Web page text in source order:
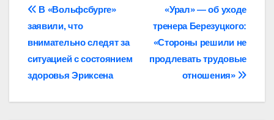
Навигация
по
записям
«Урал» — об уходе
тренера Березуцкого:
«Стороны решили не
продлевать трудовые
отношения»
В «Вольфсбурге»
заявили, что
внимательно следят за
ситуацией с состоянием
здоровья Эриксена